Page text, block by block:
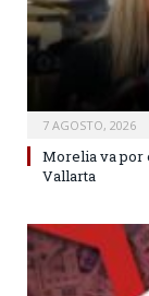
7 AGOSTO, 2026
Morelia va por
Vallarta